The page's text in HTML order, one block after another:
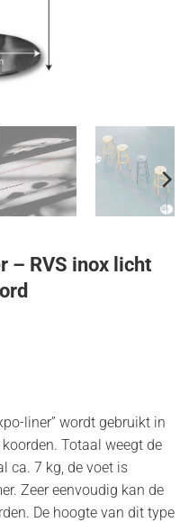
– RVS inox licht
liner” wordt gebruikt in
Totaal weegt de
ca. 7 kg, de voet is
Zeer eenvoudig kan de
De hoogte van dit type